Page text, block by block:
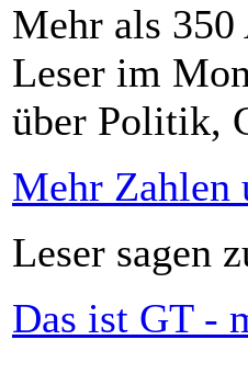
Mehr als 350
Leser im
über Politik,
Mehr Zahlen
Leser sagen
Das ist GT -